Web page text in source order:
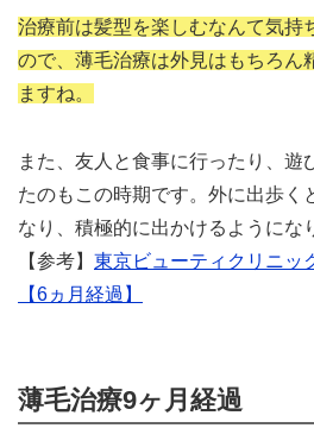
治療前は髪型を楽しむなんて気持
ので、薄毛治療は外見はもちろん
ますね。
また、友人と食事に行ったり、遊
たのもこの時期です。外に出歩く
なり、積極的に出かけるようにな
【参考】 東京ビューティクリニッ
【6ヵ月経過】
薄毛治療9ヶ月経過